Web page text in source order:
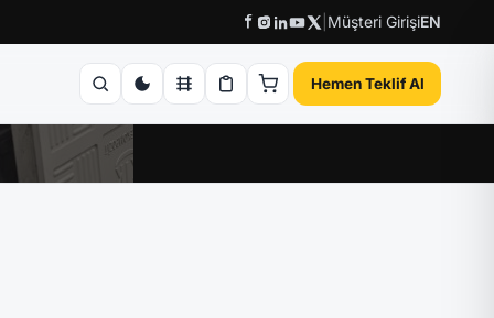
Müşteri GirişiEN
Hemen Teklif Al